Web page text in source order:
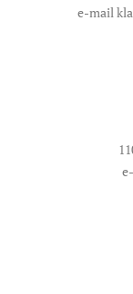
e-mail